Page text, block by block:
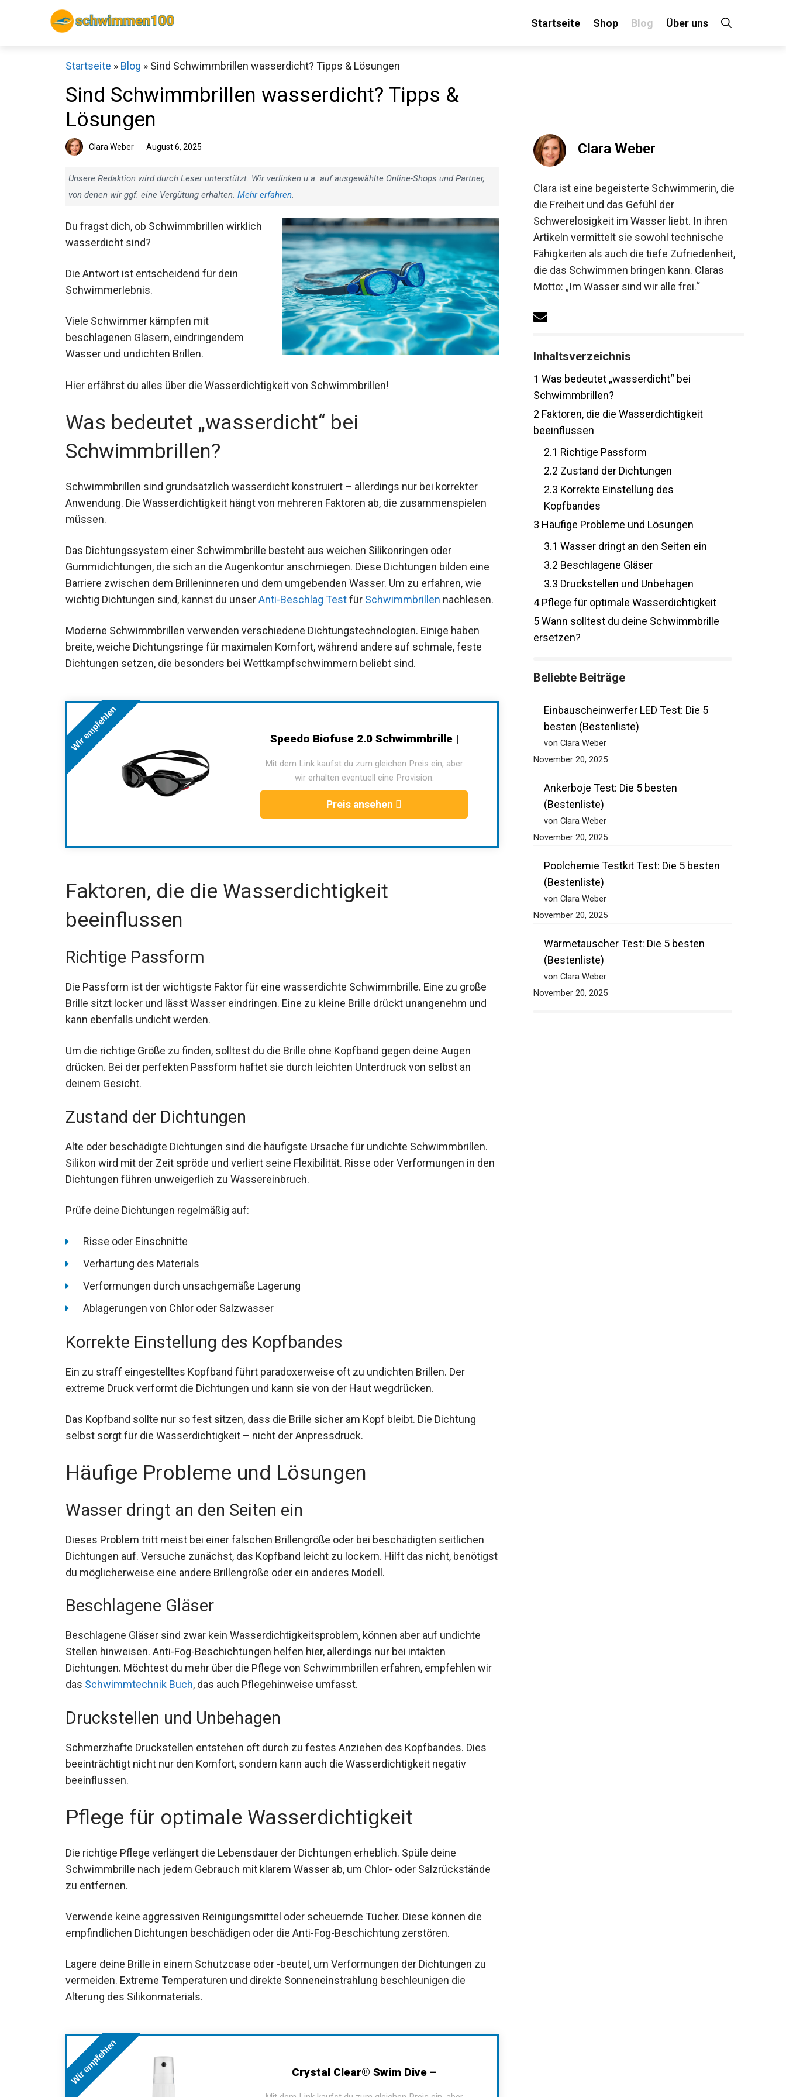
Startseite Shop Blog Über uns
Startseite » Blog » Sind Schwimmbrillen wasserdicht? Tipps & Lösungen
Sind Schwimmbrillen wasserdicht? Tipps &
Lösungen
Clara Weber August 6, 2025
Unsere Redaktion wird durch Leser unterstützt. Wir verlinken u.a. auf ausgewählte Online-Shops und Partner,
von denen wir ggf. eine Vergütung erhalten. Mehr erfahren.
Du fragst dich, ob Schwimmbrillen wirklich
wasserdicht sind?
Die Antwort ist entscheidend für dein
Schwimmerlebnis.
Viele Schwimmer kämpfen mit
beschlagenen Gläsern, eindringendem
Wasser und undichten Brillen.
Hier erfährst du alles über die Wasserdichtigkeit von Schwimmbrillen!
Was bedeutet „wasserdicht“ bei
Schwimmbrillen?
Schwimmbrillen sind grundsätzlich wasserdicht konstruiert – allerdings nur bei korrekter
Anwendung. Die Wasserdichtigkeit hängt von mehreren Faktoren ab, die zusammenspielen
müssen.
Das Dichtungssystem einer Schwimmbrille besteht aus weichen Silikonringen oder
Gummidichtungen, die sich an die Augenkontur anschmiegen. Diese Dichtungen bilden eine
Barriere zwischen dem Brilleninneren und dem umgebenden Wasser. Um zu erfahren, wie
wichtig Dichtungen sind, kannst du unserAnti-Beschlag Testfür Schwimmbrillen
Moderne Schwimmbrillen verwenden verschiedene Dichtungstechnologien. Einige haben
breite, weiche Dichtungsringe für maximalen Komfort, während andere auf schmale, feste
Wir empfehlen
Mit dem Link kaufst du zum gleichen Preis ein, aber
wir erhalten eventuell eine Provision.
Preis ansehen
Faktoren, die die Wasserdichtigkeit
Die Passform ist der wichtigste Faktor für eine wasserdichte Schwimmbrille. Eine zu große
Brille sitzt locker und lässt Wasser eindringen. Eine zu kleine Brille drückt unangenehm und
Um die richtige Größe zu finden, solltest du die Brille ohne Kopfband gegen deine Augen
drücken. Bei der perfekten Passform haftet sie durch leichten Unterdruck von selbst an
Zustand der Dichtungen
Alte oder beschädigte Dichtungen sind die häufigste Ursache für undichte Schwimmbrillen.
Silikon wird mit der Zeit spröde und verliert seine Flexibilität. Risse oder Verformungen in
Risse oder Einschnitte
Verhärtung des Materials
Verformungen durch unsachgemäße Lagerung
Korrekte Einstellung des Kopfbandes
Ein zu straff eingestelltes Kopfband führt paradoxerweise oft zu undichten Brillen. Der
Das Kopfband sollte nur so fest sitzen, dass die Brille sicher am Kopf bleibt. Die Dichtung
Häufige Probleme und Lösungen
Dieses Problem tritt meist bei einer falschen Brillengröße oder bei beschädigten seitlichen
Dichtungen auf. Versuche zunächst, das Kopfband leicht zu lockern. Hilft das nicht,
Beschlagene Gläser sind zwar kein Wasserdichtigkeitsproblem, können aber auf undichte
Stellen hinweisen. Anti-Fog-Beschichtungen helfen hier, allerdings nur bei intakten
Dichtungen. Möchtest du mehr über die Pflege von Schwimmbrillen erfahren, empfehlen wir
Druckstellen und Unbehagen
Schmerzhafte Druckstellen entstehen oft durch zu festes Anziehen des Kopfbandes. Dies
beeinträchtigt nicht nur den Komfort, sondern kann auch die Wasserdichtigkeit negativ
Pflege für optimale Wasserdichtigkeit
Die richtige Pflege verlängert die Lebensdauer der Dichtungen erheblich. Spüle deine
Schwimmbrille nach jedem Gebrauch mit klarem Wasser ab, um Chlor- oder Salzrückstände
Verwende keine aggressiven Reinigungsmittel oder scheuernde Tücher. Diese können die
Lagere deine Brille in einem Schutzcase oder -beutel, um Verformungen der Dichtungen zu
vermeiden. Extreme Temperaturen und direkte Sonneneinstrahlung beschleunigen die
Wir empfehlen
Clara Weber
Clara ist eine begeisterte Schwimmerin, die
die Freiheit und das Gefühl der
Schwerelosigkeit im Wasser liebt. In ihren
Artikeln vermittelt sie sowohl technische
Fähigkeiten als auch die tiefe Zufriedenheit,
die das Schwimmen bringen kann. Claras
Motto: „Im Wasser sind wir alle frei.“
Inhaltsverzeichnis
Was bedeutet „wasserdicht“ bei
Schwimmbrillen?
Faktoren, die die Wasserdichtigkeit
beeinflussen
2.1Richtige Passform
2.2Zustand der Dichtungen
2.3Korrekte Einstellung des
Kopfbandes
Häufige Probleme und Lösungen
3.1Wasser dringt an den Seiten ein
3.2Beschlagene Gläser
3.3Druckstellen und Unbehagen
Pflege für optimale Wasserdichtigkeit
Wann solltest du deine Schwimmbrille
ersetzen?
Beliebte Beiträge
Einbauscheinwerfer LED Test: Die 5
besten (Bestenliste)
von Clara Weber
November 20, 2025
Ankerboje Test: Die 5 besten
(Bestenliste)
von Clara Weber
November 20, 2025
Poolchemie Testkit Test: Die 5 besten
(Bestenliste)
von Clara Weber
November 20, 2025
Wärmetauscher Test: Die 5 besten
(Bestenliste)
von Clara Weber
November 20, 2025
Decathlon Sale
Schaue dir jetzt die meistverkauften Produkte im Sale bei Decathlon an!
Jetzt anschauen